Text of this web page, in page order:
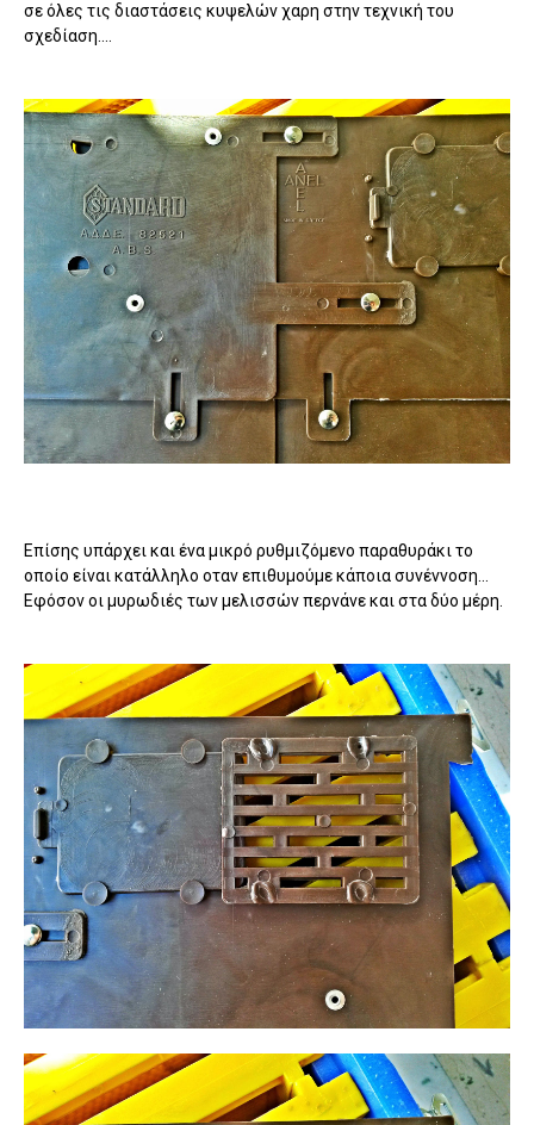
σε όλες τις διαστάσεις κυψελών χαρη στην τεχνική του
σχεδίαση....
Επίσης υπάρχει και ένα μικρό ρυθμιζόμενο παραθυράκι το
οποίο είναι κατάλληλο οταν επιθυμούμε κάποια συνέννοση...
Εφόσον οι μυρωδιές των μελισσών περνάνε και στα δύο μέρη.